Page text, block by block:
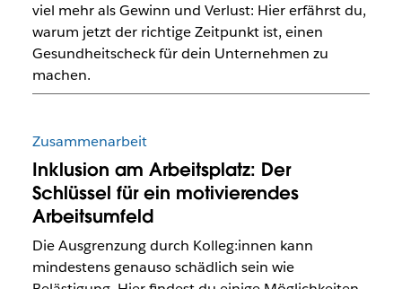
viel mehr als Gewinn und Verlust: Hier erfährst du,
warum jetzt der richtige Zeitpunkt ist, einen
Gesundheitscheck für dein Unternehmen zu
machen.
Zusammenarbeit
Inklusion am Arbeitsplatz: Der
Schlüssel für ein motivierendes
Arbeitsumfeld
Die Ausgrenzung durch Kolleg:innen kann
mindestens genauso schädlich sein wie